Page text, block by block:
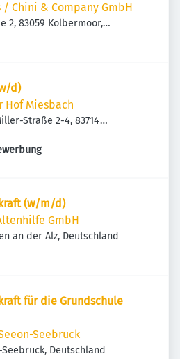
/ Chini & Company GmbH
2, 83059 Kolbermoor,
d)
Hof Miesbach
Straße 2-4, 83714
(w/m/d)
GmbH
an der Alz, Deutschland
für die Grundschule
Seebruck
Seebruck, Deutschland